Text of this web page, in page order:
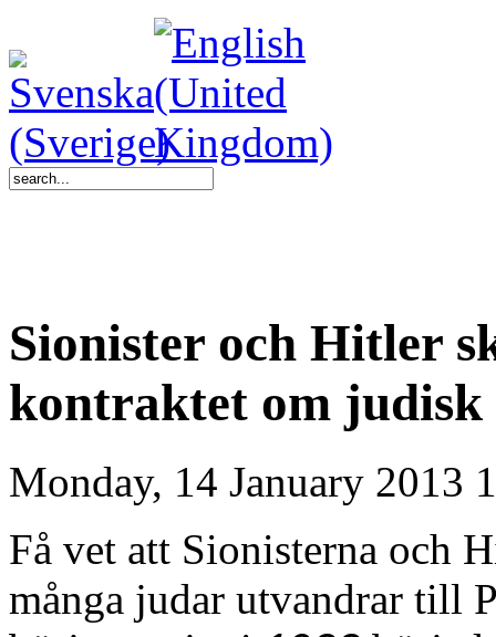
Sionister och Hitler
kontraktet om
Monday, 14 January 2013
Få vet att Sionisterna och
många judar utvandrar till